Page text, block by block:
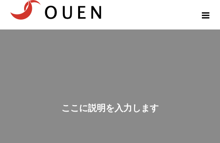
ここに説明を入力し ます。